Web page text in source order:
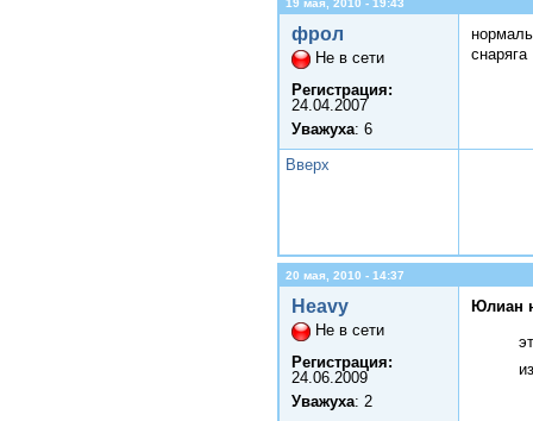
фрол
Не в сети
Регистрация:
24.04.2007
Уважуха: 6
снаряга
Вверх
20 мая, 2010 - 14:37
Heavy
Не в сети
Регистрация:
24.06.2009
Уважуха: 2
Юлиан